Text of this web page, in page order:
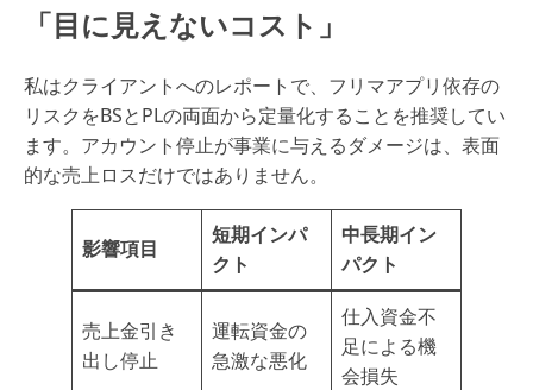
「目に見えないコスト」
私はクライアントへのレポートで、フリマアプリ依存の
リスクをBSとPLの両面から定量化することを推奨してい
ます。アカウント停止が事業に与えるダメージは、表面
的な売上ロスだけではありません。
影響項目
短期インパ
クト
中長期イン
パクト
売上金引き
出し停止
運転資金の
急激な悪化
仕入資金不
足による機
会損失